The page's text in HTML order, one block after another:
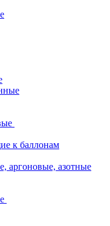
к баллонам
аргоновые, азотные